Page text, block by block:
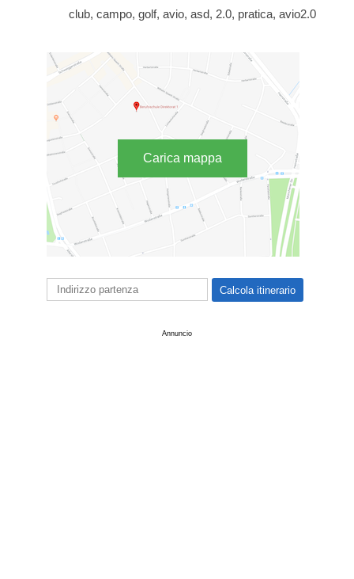
club, campo, golf, avio, asd, 2.0, pratica, avio2.0
Carica mappa
Annuncio